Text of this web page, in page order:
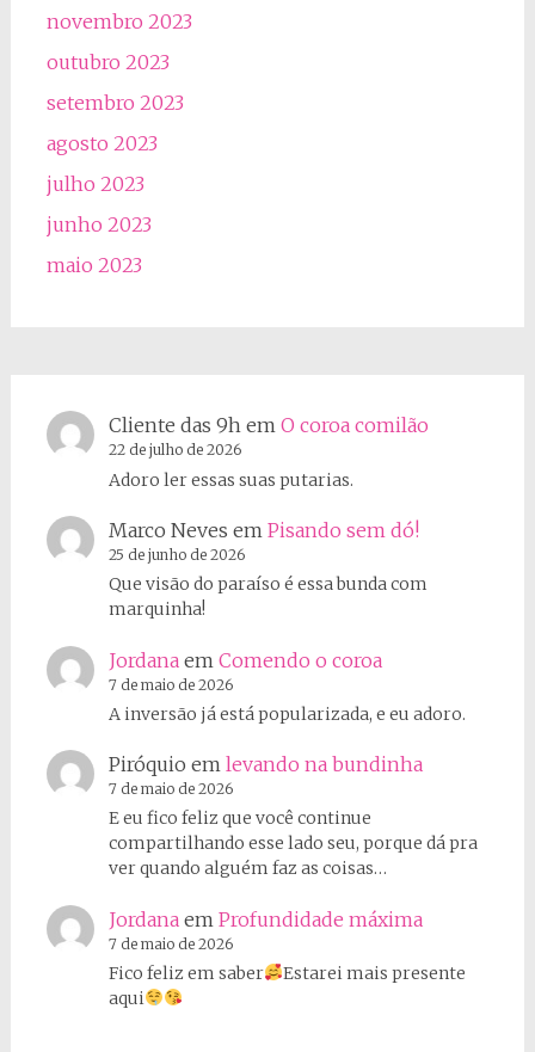
novembro 2023
outubro 2023
setembro 2023
agosto 2023
julho 2023
junho 2023
maio 2023
Cliente das 9hem O coroa comilão
22 de julho de 2026
Adoro ler essas suas putarias.
Marco Neves em Pisando sem dó!
25 de junho de 2026
Que visão do paraíso é essa bunda com
marquinha!
Jordanaem Comendo o coroa
7 de maio de 2026
A inversão já está popularizada, e eu adoro.
Piróquio em levando na bundinha
7 de maio de 2026
E eu fico feliz que você continue
compartilhando esse lado seu, porque dá pra
ver quando alguém faz as coisas…
Jordanaem Profundidade máxima
7 de maio de 2026
Fico feliz em saber
Estarei mais presente
aqui